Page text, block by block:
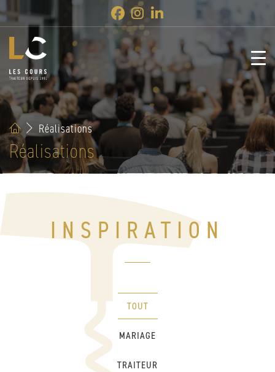
Réalisations
Réalisations
INSPIRATION
TOUT
MARIAGE
TRAITEUR